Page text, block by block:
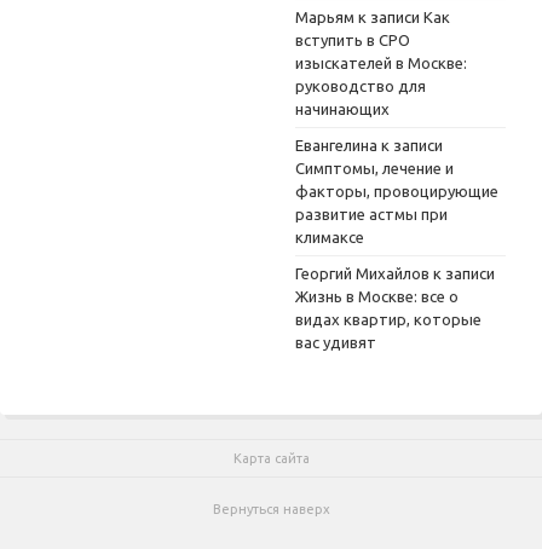
Марьям к записи Как
вступить в СРО
изыскателей в Москве:
руководство для
начинающих
Евангелина к записи
Симптомы, лечение и
факторы, провоцирующие
развитие астмы при
климаксе
Георгий Михайлов к записи
Жизнь в Москве: все о
видах квартир, которые
вас удивят
Карта сайта
Вернуться наверх